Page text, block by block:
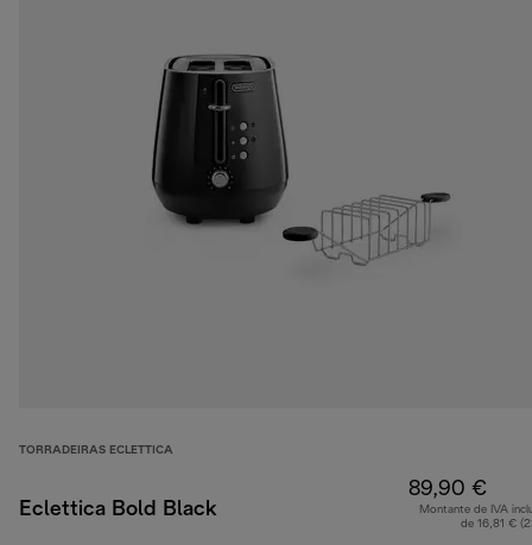
TORRADEIRAS ECLETTICA
Eclettica Bold Black
89,90 €
Montante de IVA
de 16,81 €